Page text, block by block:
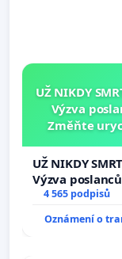
UŽ NIKDY
Výzva
Změňte
UŽ NIKDY
Výzva
Změňte
opakovat!
4 565 podpisů
Oznámení o